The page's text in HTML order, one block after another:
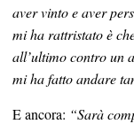
aver vinto e aver
mi ha rattristato è
all’ultimo contro un
mi ha fatto andare
E ancora: “Sarà